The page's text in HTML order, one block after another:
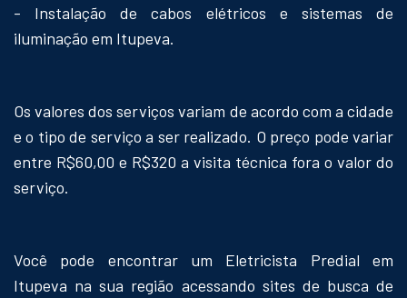
- Instalação de cabos elétricos e sistemas de
iluminação em Itupeva.
Os valores dos serviços variam de acordo com a cidade
e o tipo de serviço a ser realizado. O preço pode variar
entre R$60,00 e R$320 a visita técnica fora o valor do
serviço.
Você pode encontrar um Eletricista Predial em
Itupeva na sua região acessando sites de busca de